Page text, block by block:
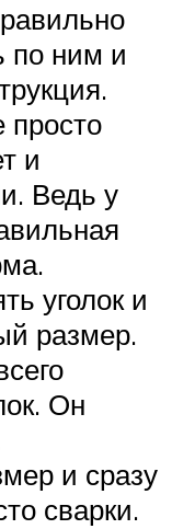
по ним и
просто
и
Ведь у
уголок и
размер.
Он
и сразу
сварки.